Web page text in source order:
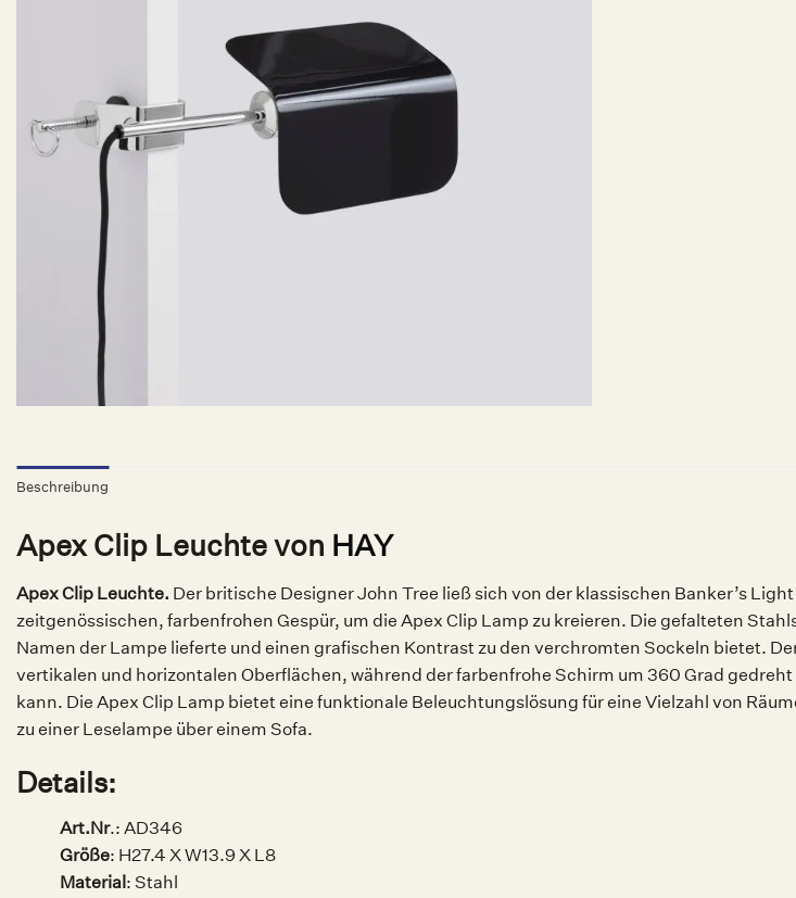
Beschreibung
Apex Clip Leuchte von HAY
Apex Clip Leuchte. Der britische Designer John Tree ließ sich von der klassischen Banker’s
zeitgenössischen, farbenfrohen Gespür, um die Apex Clip Lamp zu kreieren. Die gefalteten
Namen der Lampe lieferte und einen grafischen Kontrast zu den verchromten Sockeln bietet.
vertikalen und horizontalen Oberflächen, während der farbenfrohe Schirm um 360 Grad
kann. Die Apex Clip Lamp bietet eine funktionale Beleuchtungslösung für eine Vielzahl von
zu einer Leselampe über einem Sofa.
Details:
Art.Nr.: AD346
Größe: H27.4 X W13.9 X L8
Material : Stahl